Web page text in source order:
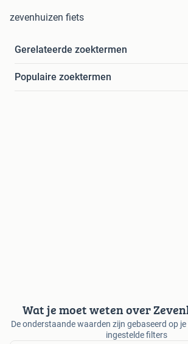
zevenhuizen fiets
Gerelateerde zoektermen
Populaire zoektermen
Wat je moet weten over
De onderstaande waarden zijn gebaseerd op
ingestelde filters